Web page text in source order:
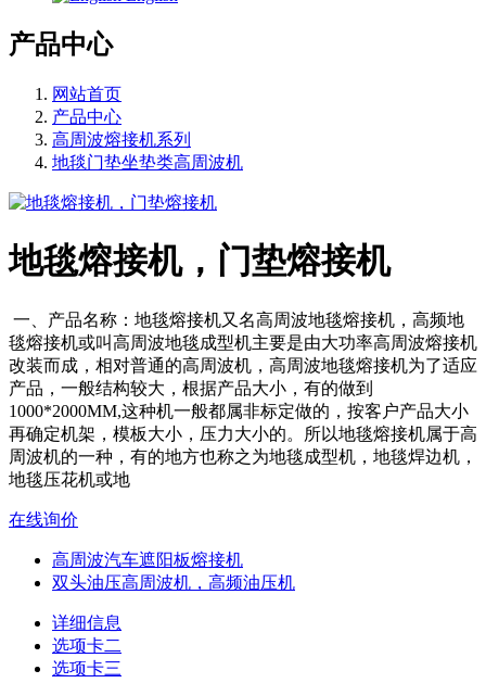
产品中心
网站首页
产品中心
高周波熔接机系列
地毯门垫坐垫类高周波机
地毯熔接机，门垫熔接机
一、产品名称：地毯熔接机又名高周波地毯熔接机，高频地
毯熔接机或叫高周波地毯成型机主要是由大功率高周波熔接机
改装而成，相对普通的高周波机，高周波地毯熔接机为了适应
产品，一般结构较大，根据产品大小，有的做到
1000*2000MM,这种机一般都属非标定做的，按客户产品大小
再确定机架，模板大小，压力大小的。所以地毯熔接机属于高
周波机的一种，有的地方也称之为地毯成型机，地毯焊边机，
地毯压花机或地
在线询价
高周波汽车遮阳板熔接机
双头油压高周波机，高频油压机
详细信息
选项卡二
选项卡三